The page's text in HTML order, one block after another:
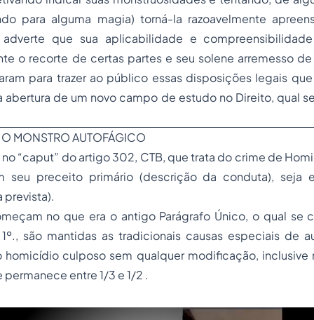
para alguma magia) torná-la razoavelmente
que sua aplicabilidade e
o recorte de certas partes e seu solene arremesso
para trazer ao público essas disposições legais
abertura de um novo campo de estudo no Direito, qual
MONSTRO AUTOFÁGICO
“caput” do artigo 302, CTB, que trata do crime de
seu preceito primário (descrição da conduta), seja
prevista).
no que era o antigo Parágrafo Único, o qual se
são mantidas as tradicionais causas especiais de
homicídio culposo sem qualquer modificação, inclusive
entre 1/3 e 1/2 .